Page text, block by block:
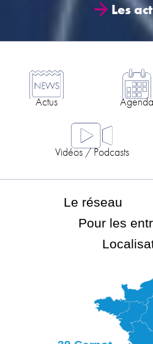
Les
Actus Agenda
Vidéos / Podcasts
Le réseau
Pour les